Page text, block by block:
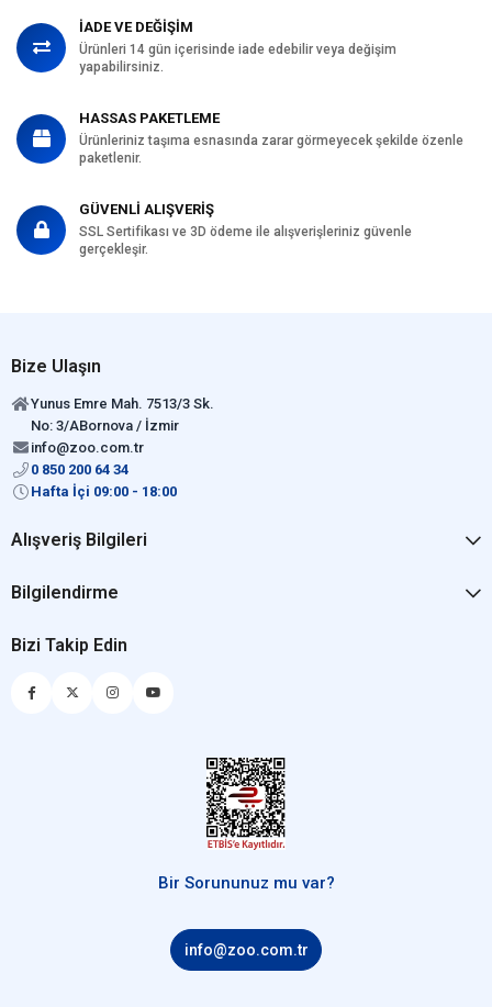
İADE VE DEĞİŞİM
Ürünleri 14 gün içerisinde iade edebilir veya değişim
yapabilirsiniz.
HASSAS PAKETLEME
Ürünleriniz taşıma esnasında zarar görmeyecek şekilde özenle
paketlenir.
GÜVENLİ ALIŞVERİŞ
SSL Sertifikası ve 3D ödeme ile alışverişleriniz güvenle
gerçekleşir.
Bize Ulaşın
Yunus Emre Mah. 7513/3 Sk.
No: 3/ABornova / İzmir
info@zoo.com.tr
0 850 200 64 34
Hafta İçi 09:00 - 18:00
Alışveriş Bilgileri
Bilgilendirme
Bizi Takip Edin
Bir Sorununuz mu var?
info@zoo.com.tr